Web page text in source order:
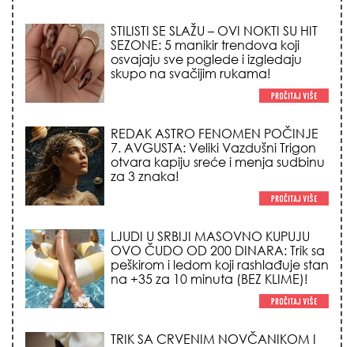
STILISTI SE SLAŽU – OVI NOKTI SU HIT
SEZONE: 5 manikir trendova koji
osvajaju sve poglede i izgledaju
skupo na svačijim rukama!
REDAK ASTRO FENOMEN POČINJE
7. AVGUSTA: Veliki Vazdušni Trigon
otvara kapiju sreće i menja sudbinu
za 3 znaka!
LJUDI U SRBIJI MASOVNO KUPUJU
OVO ČUDO OD 200 DINARA: Trik sa
peškirom i ledom koji rashlađuje stan
na +35 za 10 minuta (BEZ KLIME)!
TRIK SA CRVENIM NOVČANIKOM I